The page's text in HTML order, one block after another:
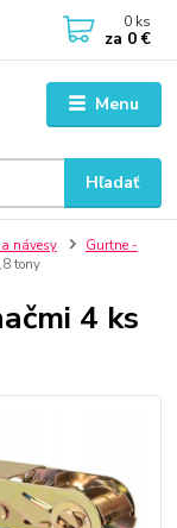
Menu
Hľadať
0 ks
za 0 €
návesy
Gurtne -
tony
4 ks